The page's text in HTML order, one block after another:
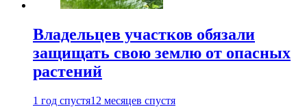
Владельцев участков обязали
защищать свою землю от опасных
растений
1 год спустя12 месяцев спустя